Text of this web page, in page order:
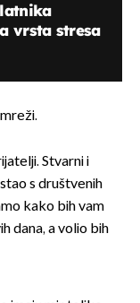
vrsta stresa
Stvarni i
s društvenih
kako bih vam
dana, a volio bih